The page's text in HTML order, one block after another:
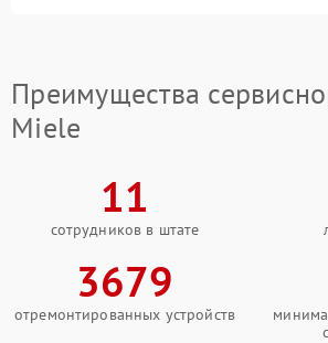
Преимущества
Miele
11
сотрудников в штате
3679
отремонтированных устройств